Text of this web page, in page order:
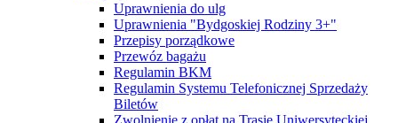
Uprawnienia do ulg
Uprawnienia "Bydgoskiej Rodziny 3+"
Przepisy porządkowe
Przewóz bagażu
Regulamin BKM
Regulamin Systemu Telefonicznej Sprzedaży
Biletów
Zwolnienie z opłat na Trasie Uniwersyteckiej